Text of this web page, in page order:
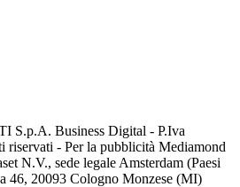
S.p.A. Business Digital - P.Iva
riservati - Per la pubblicità Mediamond
N.V., sede legale Amsterdam (Paesi
46, 20093 Cologno Monzese (MI)